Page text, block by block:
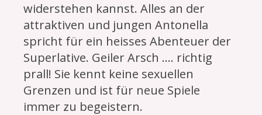
widerstehen kannst. Alles an der
attraktiven und jungen Antonella
spricht für ein heisses Abenteuer der
Superlative. Geiler Arsch .... richtig
prall! Sie kennt keine sexuellen
Grenzen und ist für neue Spiele
immer zu begeistern.